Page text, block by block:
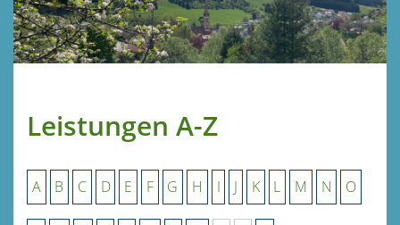
Leistungen A-Z
A B C D E F G H I J K L M N O